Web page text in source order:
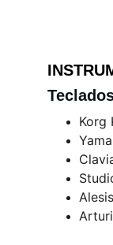
Korg